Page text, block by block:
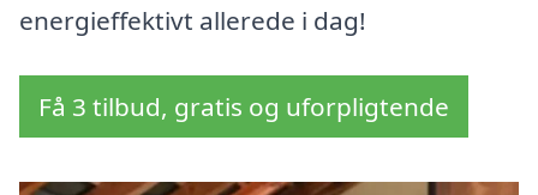
energieffektivt allerede i dag!
Få 3 tilbud, gratis og uforpligtende